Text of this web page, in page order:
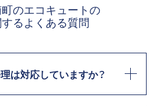
のエコキュートの
るよくある質問
は対応していますか？